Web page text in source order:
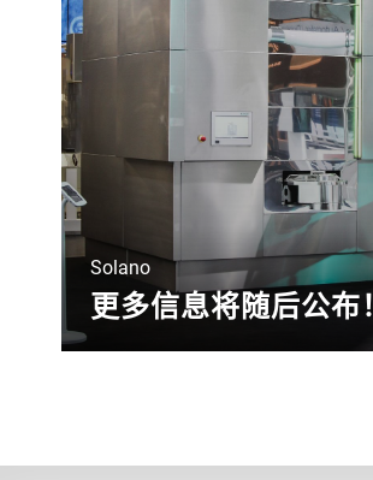
Solano
更多信息将随后公布！